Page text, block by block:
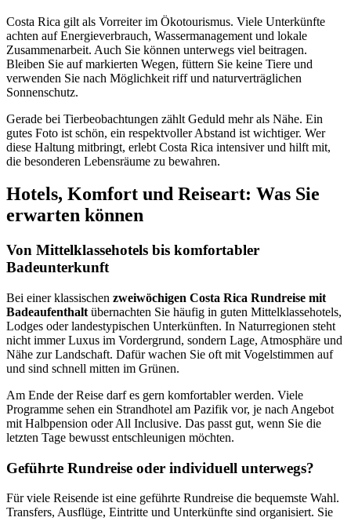
Costa Rica gilt als Vorreiter im Ökotourismus. Viele Unterkünfte
achten auf Energieverbrauch, Wassermanagement und lokale
Zusammenarbeit. Auch Sie können unterwegs viel beitragen.
Bleiben Sie auf markierten Wegen, füttern Sie keine Tiere und
verwenden Sie nach Möglichkeit riff und naturverträglichen
Sonnenschutz.
Gerade bei Tierbeobachtungen zählt Geduld mehr als Nähe. Ein
gutes Foto ist schön, ein respektvoller Abstand ist wichtiger. Wer
diese Haltung mitbringt, erlebt Costa Rica intensiver und hilft mit,
die besonderen Lebensräume zu bewahren.
Hotels, Komfort und Reiseart: Was Sie
erwarten können
Von Mittelklassehotels bis komfortabler
Badeunterkunft
Bei einer klassischen zweiwöchigen Costa Rica Rundreise mit
Badeaufenthalt übernachten Sie häufig in guten Mittelklassehotels,
Lodges oder landestypischen Unterkünften. In Naturregionen steht
nicht immer Luxus im Vordergrund, sondern Lage, Atmosphäre und
Nähe zur Landschaft. Dafür wachen Sie oft mit Vogelstimmen auf
und sind schnell mitten im Grünen.
Am Ende der Reise darf es gern komfortabler werden. Viele
Programme sehen ein Strandhotel am Pazifik vor, je nach Angebot
mit Halbpension oder All Inclusive. Das passt gut, wenn Sie die
letzten Tage bewusst entschleunigen möchten.
Geführte Rundreise oder individuell unterwegs?
Für viele Reisende ist eine geführte Rundreise die bequemste Wahl.
Transfers, Ausflüge, Eintritte und Unterkünfte sind organisiert. Sie